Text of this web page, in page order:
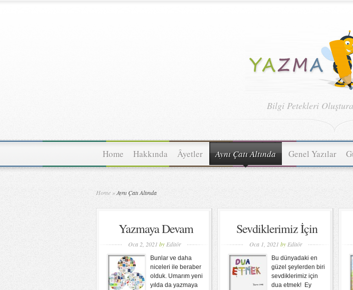
Bilgi Petekleri
Home Hakkında Âyetler Aynı Çatı Altında Genel Yazılar
Home »Aynı Çatı Altında
Yazmaya Devam
Oca 2, 2021 by Editör
Bunlar ve daha
niceleri ile beraber
olduk. Umarım yeni
yılda da yazmaya
Sevdiklerimiz İçin
Oca 1, 2021 by Editör
Bu dünyadaki en
güzel şeylerden biri
sevdiklerimiz için
dua etmek! Ey